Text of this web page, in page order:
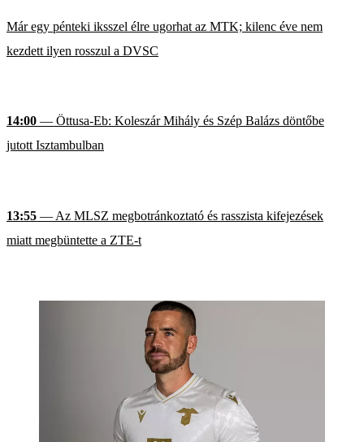
Már egy pénteki iksszel élre ugorhat az MTK; kilenc éve nem
kezdett ilyen rosszul a DVSC
14:00 — Öttusa-Eb: Koleszár Mihály és Szép Balázs döntőbe
jutott Isztambulban
13:55 — Az MLSZ megbotránkoztató és rasszista kifejezések
miatt megbüntette a ZTE-t